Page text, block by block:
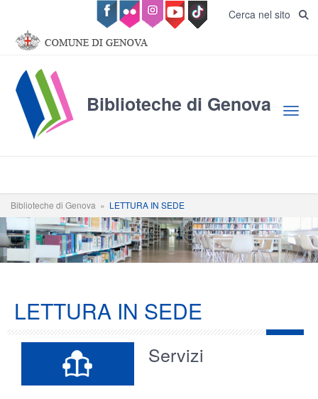
Salta al contenuto principale Cerca nel sito
Biblioteche di Genova
Biblioteche di Genova » LETTURA IN SEDE
LETTURA IN SEDE
Servizi